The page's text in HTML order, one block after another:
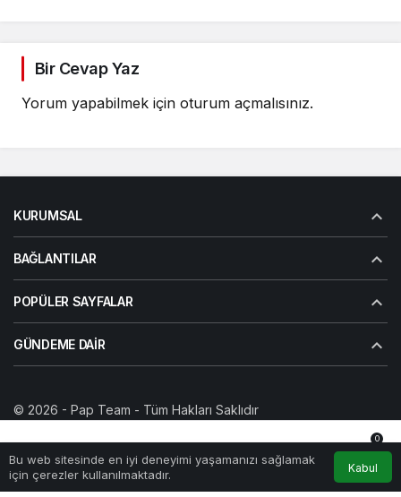
Bir Cevap Yaz
Yorum yapabilmek için oturum açmalısınız.
Bu web sitesinde en iyi deneyimi yaşamanızı sağlamak
için çerezler kullanılmaktadır.
Kabul
KURUMSAL
BAĞLANTILAR
POPÜLER SAYFALAR
GÜNDEME DAIR
© 2026 - Pap Team - Tüm Hakları Saklıdır
Anasayfa Akış Hesabım Bildirimler
0